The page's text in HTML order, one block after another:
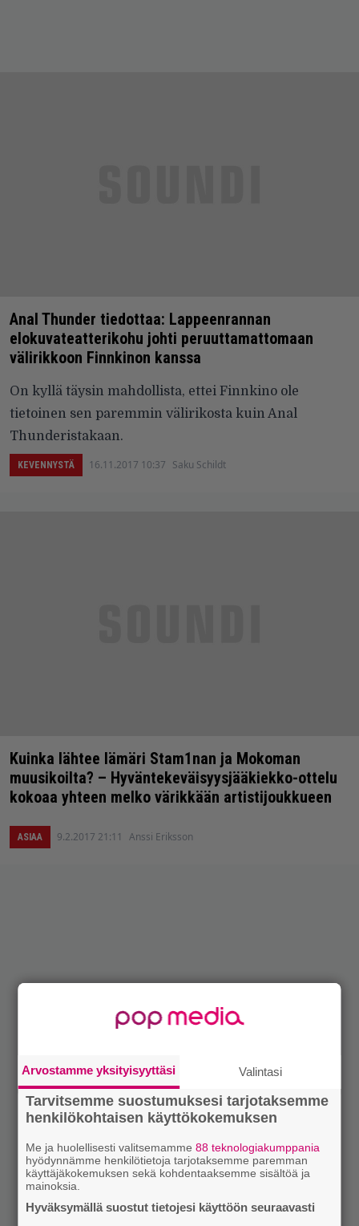
Anal Thunder tiedottaa: Lappeenrannan
elokuvateatterikohu johti peruuttamattomaan
välirikkoon Finnkinon kanssa
On kyllä täysin mahdollista, ettei Finnkino ole
tietoinen sen paremmin välirikosta kuin Anal
Thunderistakaan.
KEVENNYSTÄ 16.11.2017 10:37 Saku Schildt
Kuinka lähtee lämäri Stam1nan ja Mokoman
muusikoilta? – Hyväntekeväisyysjääkiekko-ottelu
kokoaa yhteen melko värikkään artistijoukkueen
ASIAA 9.2.2017 21:11 Anssi Eriksson
Arvostamme yksityisyyttäsi Valintasi
Tarvitsemme suostumuksesi tarjotaksemme
henkilökohtaisen käyttökokemuksen
Me ja huolellisesti valitsemamme88 teknologiakumppania
hyödynnämme henkilötietoja tarjotaksemme paremman
käyttäjäkokemuksen sekä kohdentaaksemme sisältöä ja
mainoksia.
Hyväksymällä suostut tietojesi käyttöön seuraavasti